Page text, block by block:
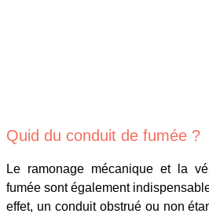
Quid du conduit de fumée ?
Le ramonage mécanique et la
fumée sont également
effet, un conduit obstrué ou non